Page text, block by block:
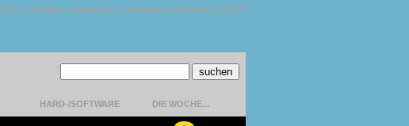
FAQ | Kontakt | Datenschutz | Impressum | Version 1.13.0.9
HARD-/SOFTWARE DIE WOCHE...